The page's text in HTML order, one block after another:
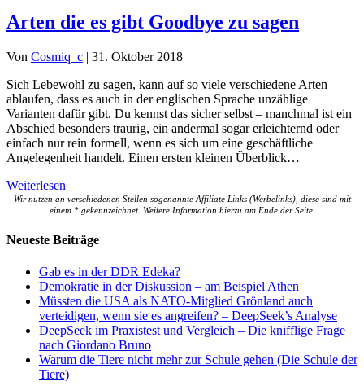
Arten die es gibt Goodbye zu sagen
Von Cosmiq_c | 31. Oktober 2018
Sich Lebewohl zu sagen, kann auf so viele verschiedene Arten
ablaufen, dass es auch in der englischen Sprache unzählige
Varianten dafür gibt. Du kennst das sicher selbst – manchmal ist ein
Abschied besonders traurig, ein andermal sogar erleichternd oder
einfach nur rein formell, wenn es sich um eine geschäftliche
Angelegenheit handelt. Einen ersten kleinen Überblick…
Weiterlesen
Wir nutzen an verschiedenen Stellen sogenannte Affiliate Links (Werbelinks), diese sind mit
einem * gekennzeichnet. Weitere Information hierzu am Ende der Seite.
Neueste Beiträge
Gab es in der DDR Edeka?
Demokratie in der Diskussion – am Beispiel Athen
Müssten die USA als NATO-Mitglied Grönland auch
verteidigen, wenn sie es angreifen? – DeepSeek’s Analyse
DeepSeek im Praxistest und Vergleich – Die knifflige Frage
nach Giordano Bruno
Warum die Tiere nicht mehr zur Schule gehen (Die Schule der
Tiere)